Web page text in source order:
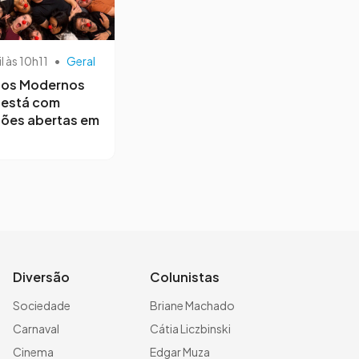
às 10h11 • Geral
Modernos
com
abertas em
Diversão
Sociedade
Carnaval
Cinema
Colunistas
Briane Machado
Cátia Liczbinski
Edgar Muza